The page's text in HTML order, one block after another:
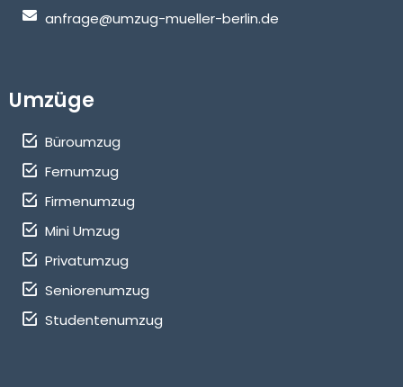
anfrage@umzug-mueller-berlin.de
Umzüge
Büroumzug
Fernumzug
Firmenumzug
Mini Umzug
Privatumzug
Seniorenumzug
Studentenumzug